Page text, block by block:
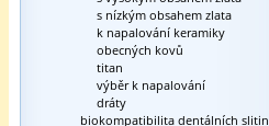
s nízkým obsahem zlata
k napalování keramiky
obecných kovů
titan
výběr k napalování
dráty
biokompatibilita dentálních slitin